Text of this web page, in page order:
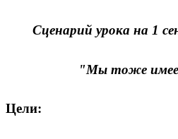
Сценарий урока на 1
"Мы тоже
Цели: